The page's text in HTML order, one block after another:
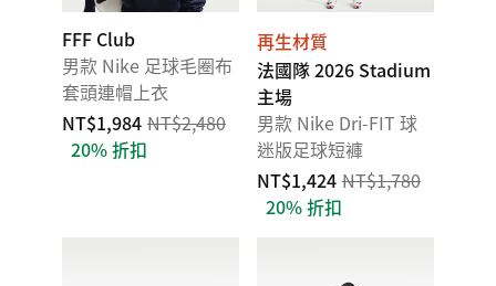
FFF Club
男款 Nike 足球毛圈布
套頭連帽上衣
NT$1,984 NT$2,480
20% 折扣
再生材質
法國隊 2026 Stadium
主場
男款 Nike Dri-FIT 球
迷版足球短褲
NT$1,424 NT$1,780
20% 折扣